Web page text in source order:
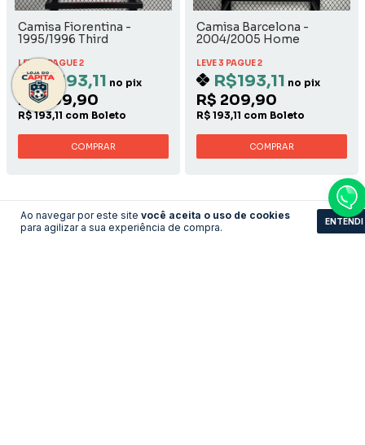
Ao navegar por este site você aceita o uso de cookies
para agilizar a sua experiência de compra.
ENTENDI
Camisa Fiorentina -
1995/1996 Third
LEVE 3 PAGUE 2
R$193,11 no pix
R$ 209,90
R$ 193,11 com Boleto
COMPRAR
Camisa Barcelona -
2004/2005 Home
LEVE 3 PAGUE 2
R$193,11 no pix
R$ 209,90
R$ 193,11 com Boleto
COMPRAR